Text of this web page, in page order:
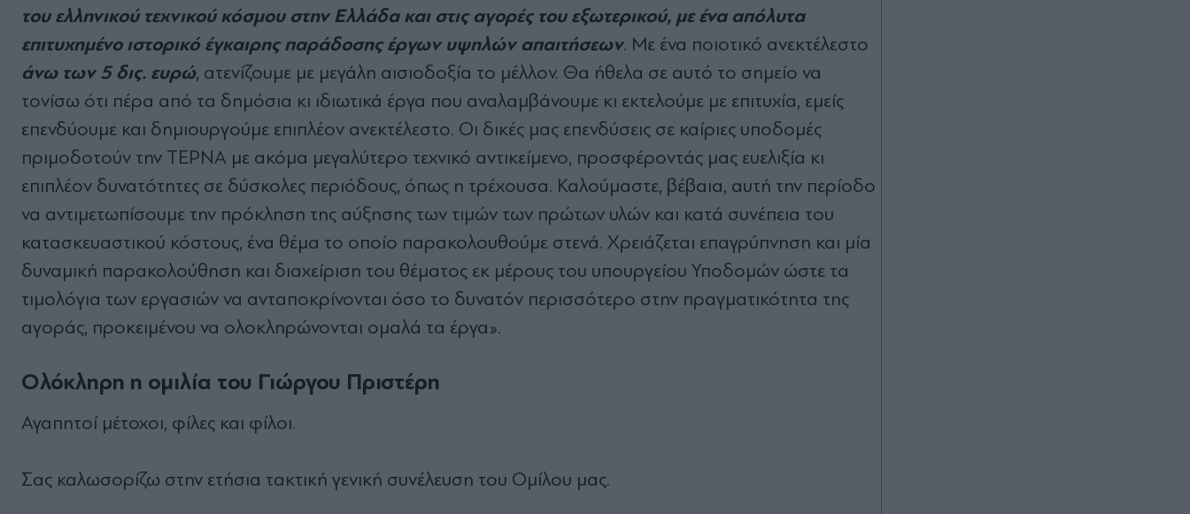
του ελληνικού τεχνικού κόσμου στην Ελλάδα και στις αγορές του εξωτερικού, με ένα απόλυτα
επιτυχημένο ιστορικό έγκαιρης παράδοσης έργων υψηλών απαιτήσεων. Με ένα ποιοτικό ανεκτέλεστο
άνω των 5 δις. ευρώ, ατενίζουμε με μεγάλη αισιοδοξία το μέλλον. Θα ήθελα σε αυτό το σημείο να
τονίσω ότι πέρα από τα δημόσια κι ιδιωτικά έργα που αναλαμβάνουμε κι εκτελούμε με επιτυχία, εμείς
επενδύουμε και δημιουργούμε επιπλέον ανεκτέλεστο. Οι δικές μας επενδύσεις σε καίριες υποδομές
πριμοδοτούν την ΤΕΡΝΑ με ακόμα μεγαλύτερο τεχνικό αντικείμενο, προσφέροντάς μας ευελιξία κι
επιπλέον δυνατότητες σε δύσκολες περιόδους, όπως η τρέχουσα. Καλούμαστε, βέβαια, αυτή την περίοδο
να αντιμετωπίσουμε την πρόκληση της αύξησης των τιμών των πρώτων υλών και κατά συνέπεια του
κατασκευαστικού κόστους, ένα θέμα το οποίο παρακολουθούμε στενά. Χρειάζεται επαγρύπνηση και μία
δυναμική παρακολούθηση και διαχείριση του θέματος εκ μέρους του υπουργείου Υποδομών ώστε τα
τιμολόγια των εργασιών να ανταποκρίνονται όσο το δυνατόν περισσότερο στην πραγματικότητα της
αγοράς, προκειμένου να ολοκληρώνονται ομαλά τα έργα».
Ολόκληρη η ομιλία του Γιώργου Πριστέρη
Αγαπητοί μέτοχοι, φίλες και φίλοι.
Σας καλωσορίζω στην ετήσια τακτική γενική συνέλευση του Ομίλου μας.